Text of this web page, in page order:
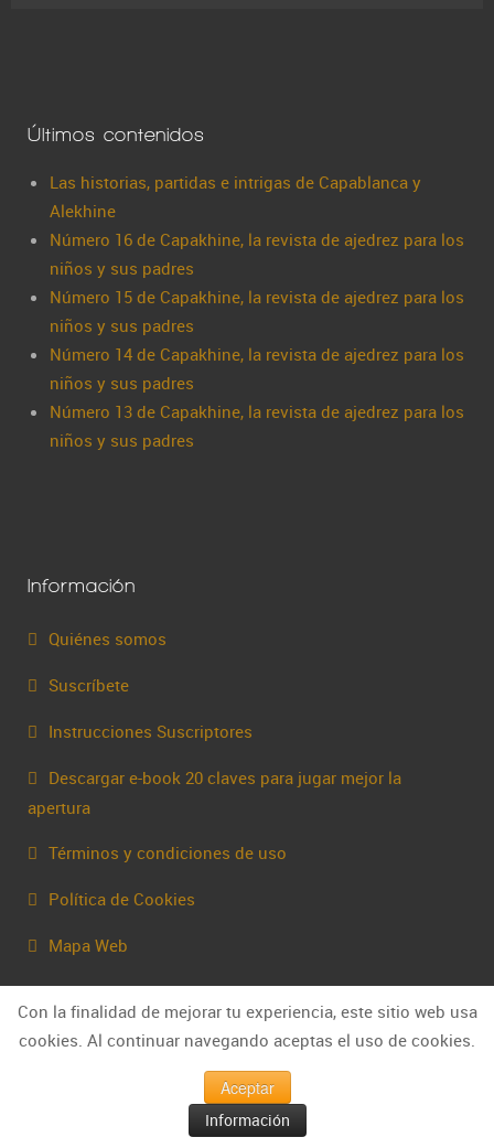
Últimos contenidos
Las historias, partidas e intrigas de Capablanca y
Alekhine
Número 16 de Capakhine, la revista de ajedrez para los
niños y sus padres
Número 15 de Capakhine, la revista de ajedrez para los
niños y sus padres
Número 14 de Capakhine, la revista de ajedrez para los
niños y sus padres
Número 13 de Capakhine, la revista de ajedrez para los
niños y sus padres
Información
Quiénes somos
Suscríbete
Instrucciones Suscriptores
Descargar e-book 20 claves para jugar mejor la
apertura
Términos y condiciones de uso
Política de Cookies
Mapa Web
Contacta
Con la finalidad de mejorar tu experiencia, este sitio web usa
cookies. Al continuar navegando aceptas el uso de cookies.
Aceptar
Información